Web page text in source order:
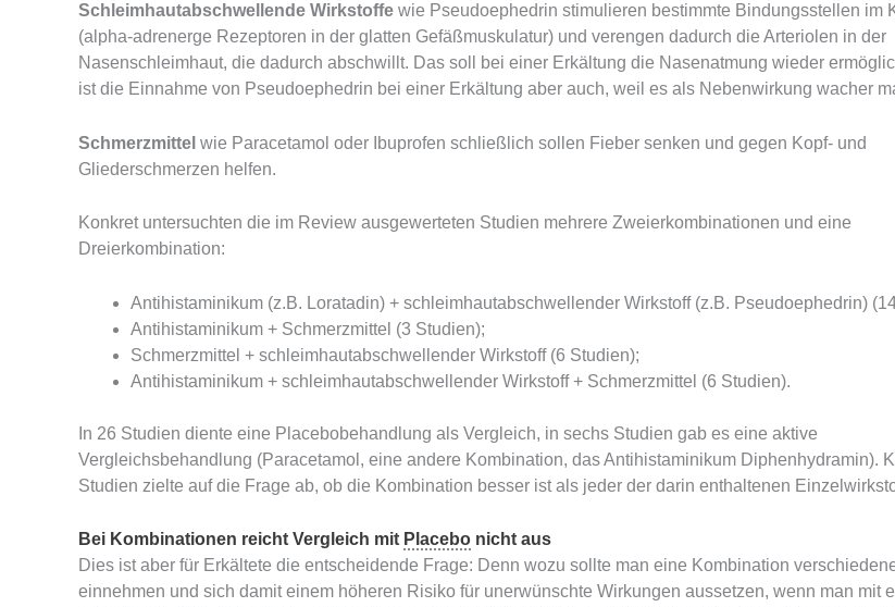
Schleimhautabschwellende Wirkstoffe wie Pseudoephedrin stimulieren bestimmte Bindungsstellen im
(alpha-adrenerge Rezeptoren in der glatten Gefäßmuskulatur) und verengen dadurch die Arteriolen in der
Nasenschleimhaut, die dadurch abschwillt. Das soll bei einer Erkältung die Nasenatmung wieder
ist die Einnahme von Pseudoephedrin bei einer Erkältung aber auch, weil es als Nebenwirkung wacher
Schmerzmittel wie Paracetamol oder Ibuprofen schließlich sollen Fieber senken und gegen Kopf- und
Gliederschmerzen helfen.
Konkret untersuchten die im Review ausgewerteten Studien mehrere Zweierkombinationen und eine
Dreierkombination:
Antihistaminikum (z.B. Loratadin) + schleimhautabschwellender Wirkstoff (z.B. Pseudoephedrin)
Antihistaminikum + Schmerzmittel (3 Studien);
Schmerzmittel + schleimhautabschwellender Wirkstoff (6 Studien);
Antihistaminikum + schleimhautabschwellender Wirkstoff + Schmerzmittel (6 Studien).
In 26 Studien diente eine Placebobehandlung als Vergleich, in sechs Studien gab es eine aktive
Vergleichsbehandlung (Paracetamol, eine andere Kombination, das Antihistaminikum Diphenhydramin).
Studien zielte auf die Frage ab, ob die Kombination besser ist als jeder der darin enthaltenen
Bei Kombinationen reicht Vergleich mit Placebo nicht aus
Dies ist aber für Erkältete die entscheidende Frage: Denn wozu sollte man eine Kombination
einnehmen und sich damit einem höheren Risiko für unerwünschte Wirkungen aussetzen, wenn man mit